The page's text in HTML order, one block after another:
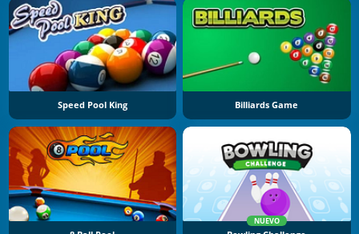
Speed Pool King Billiards Game
NUEVO